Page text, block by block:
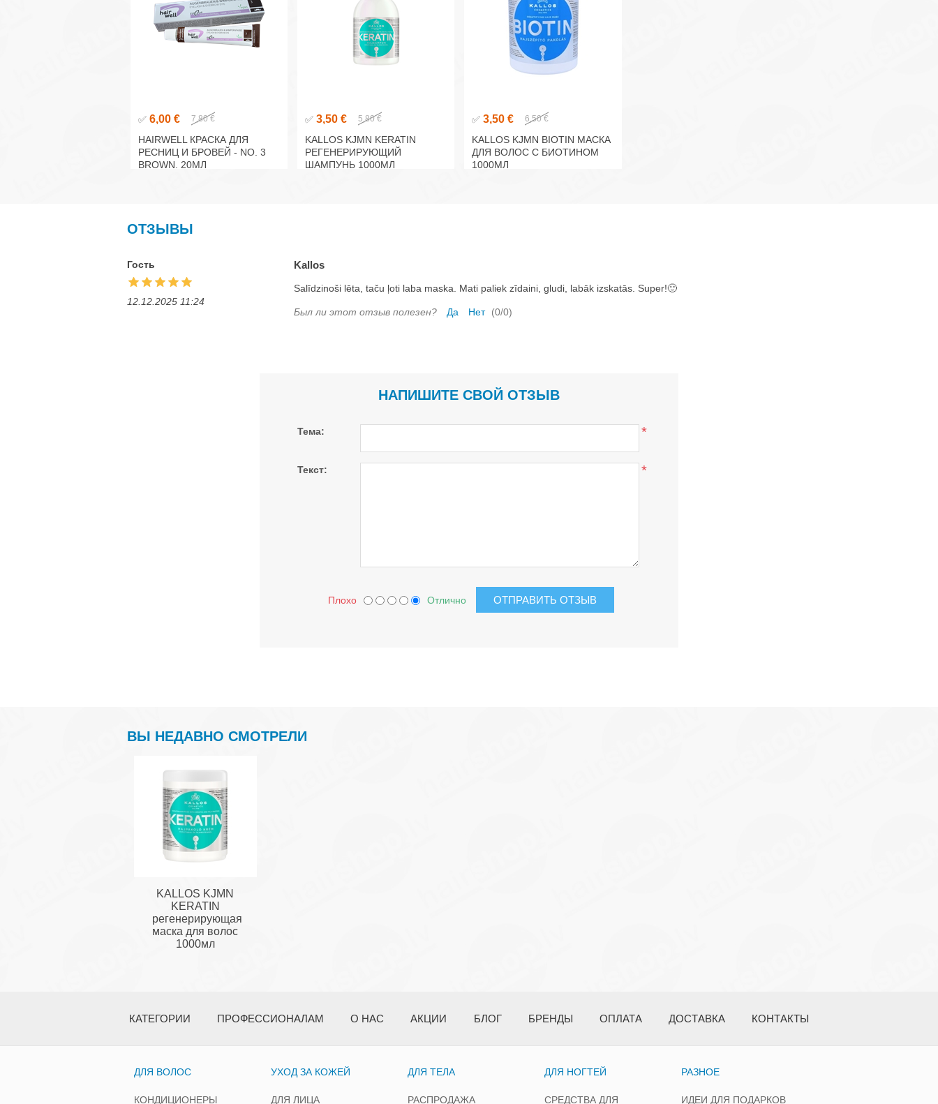
✅ 6,00 € 7,80 €
HAIRWELL КРАСКА ДЛЯ
РЕСНИЦ И БРОВЕЙ - NO. 3
BROWN, 20МЛ
✅ 3,50 € 5,80 €
KALLOS KJMN KERATIN
РЕГЕНЕРИРУЮЩИЙ
ШАМПУНЬ 1000МЛ
✅ 3,50 € 6,50 €
KALLOS KJMN BIOTIN МАСКА
ДЛЯ ВОЛОС С БИОТИНОМ
1000МЛ
ОТЗЫВЫ
Гость
12.12.2025 11:24
Kallos
Salīdzinoši lēta, taču ļoti laba maska. Mati paliek zīdaini, gludi, labāk izskatās. Super!🙂
Был ли этот отзыв полезен? Да Нет (0/0)
НАПИШИТЕ СВОЙ ОТЗЫВ
Тема: *
Текст: *
Плохо Отлично
ВЫ НЕДАВНО СМОТРЕЛИ
KALLOS KJMN
KERATIN
регенерирующая
маска для волос
1000мл
КАТЕГОРИИ ПРОФЕССИОНАЛАМ О НАС АКЦИИ БЛОГ БРЕНДЫ ОПЛАТА ДОСТАВКА КОНТАКТЫ
ДЛЯ ВОЛОС
КОНДИЦИОНЕРЫ
УХОД ЗА КОЖЕЙ
ДЛЯ ЛИЦА
ДЛЯ ТЕЛА
РАСПРОДАЖА
ДЛЯ НОГТЕЙ
СРЕДСТВА ДЛЯ
РАЗНОЕ
ИДЕИ ДЛЯ ПОДАРКОВ